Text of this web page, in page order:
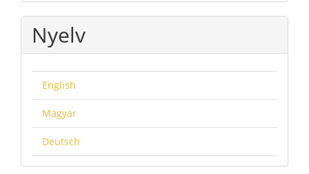
Nyelv
English
Magyar
Deutsch